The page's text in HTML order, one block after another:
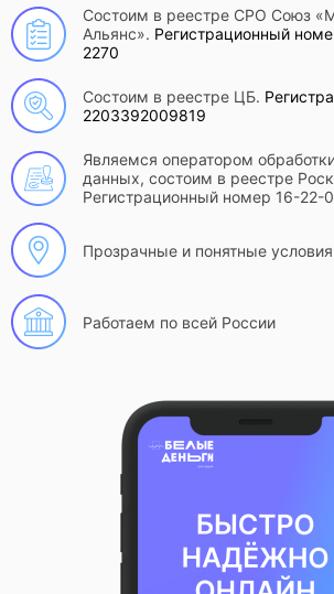
Состоим в реестре СРО Союз
Альянс». Регистрационный
2270
Состоим в реестре ЦБ.
2203392009819
Являемся оператором
данных, состоим в реестре
Регистрационный номер 16-22-
Прозрачные и понятные условия
Работаем по всей России